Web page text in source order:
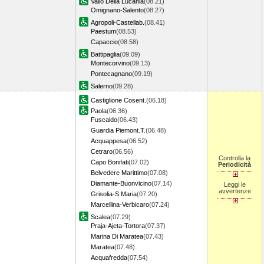
Omignano-Salento(08.27)
Agropoli-Castellab. (08.41)
Paestum(08.53)
Capaccio(08.58)
Battipaglia(09.09)
Montecorvino(09.13)
Pontecagnano(09.19)
Salerno(09.28)
Castiglione Cosent. (06.18)
Paola(06.36)
Fuscaldo(06.43)
Guardia Piemont.T.(06.48)
Acquappesa(06.52)
Cetraro(06.56)
Capo Bonifati(07.02)
Belvedere Marittimo(07.08)
Diamante-Buonvicino(07.14)
Grisolia-S.Maria(07.20)
Marcellina-Verbicaro(07.24)
Scalea(07.29)
Praja-Ajeta-Tortora(07.37)
Marina Di Maratea(07.43)
Maratea(07.48)
Acquafredda(07.54)
Controlla la
Periodicità
Leggi le
avvertenze